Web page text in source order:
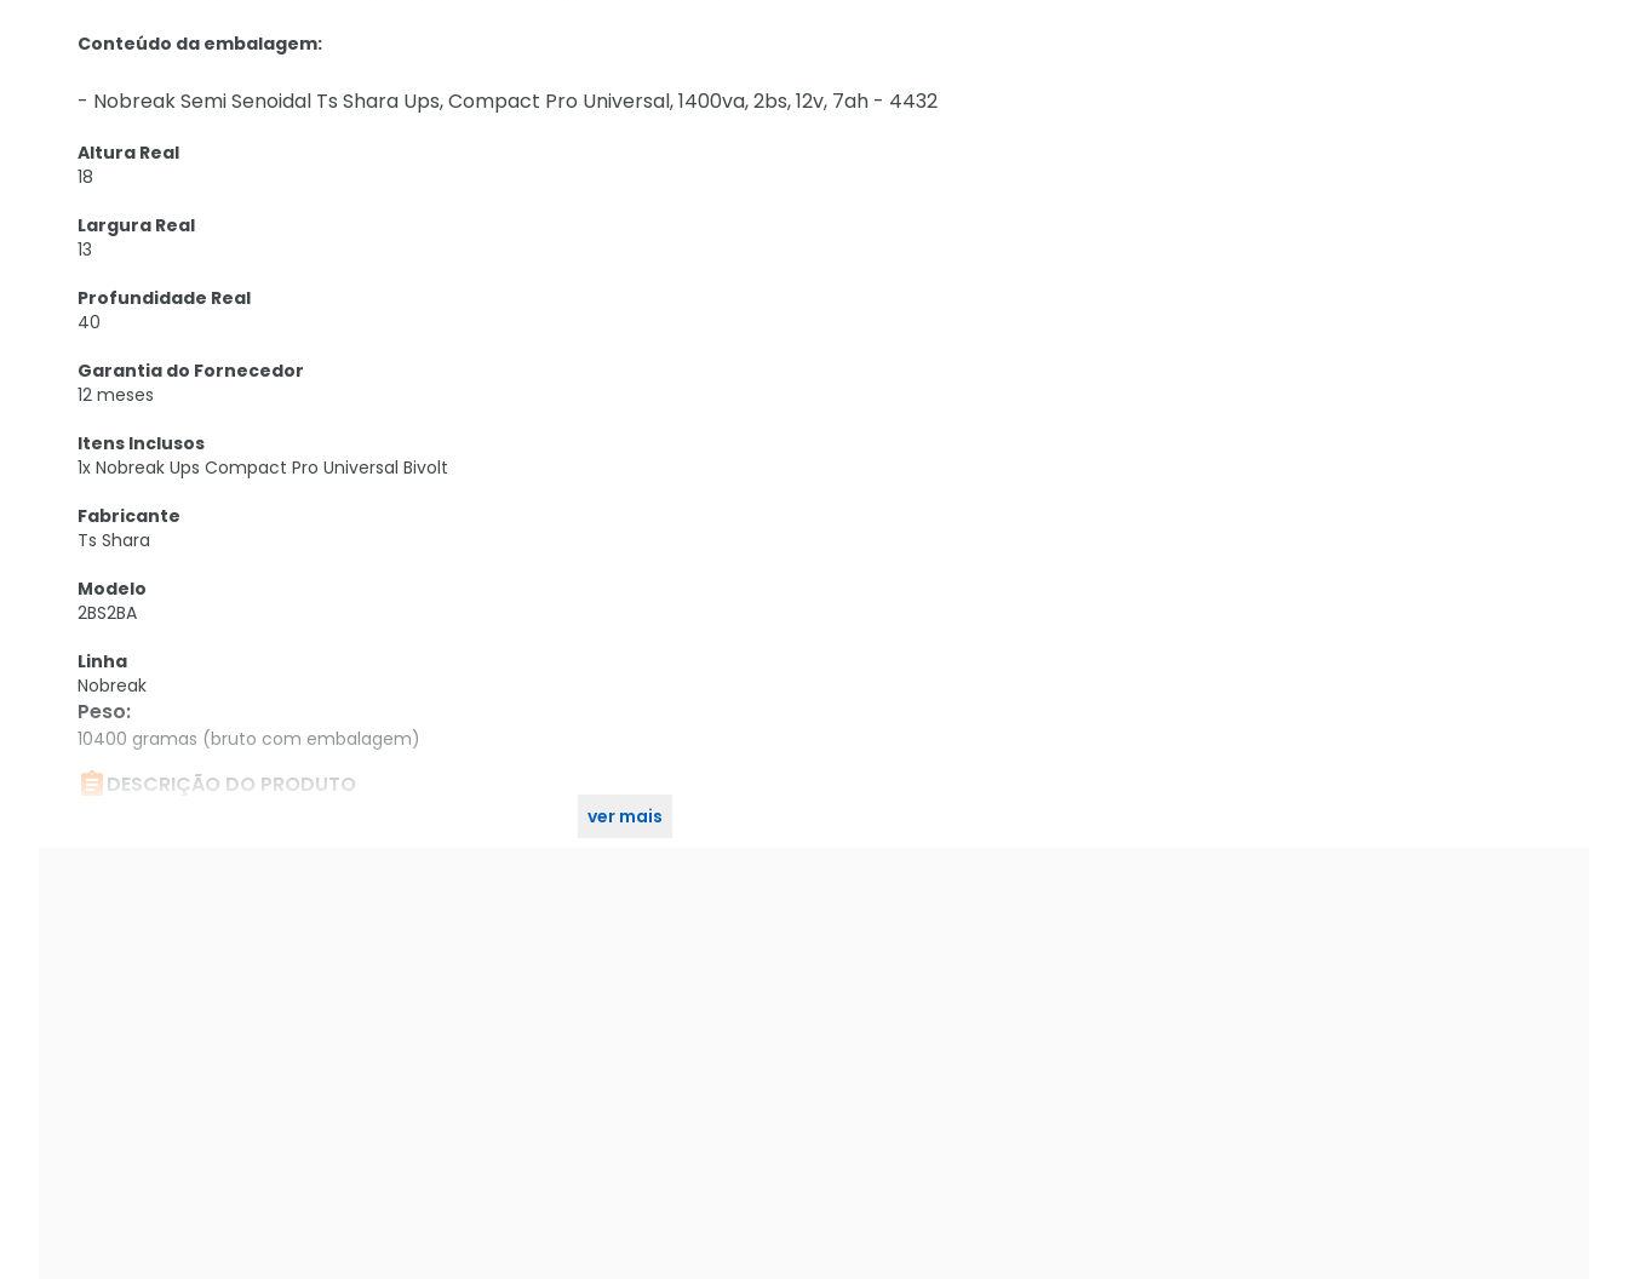
Conteúdo da embalagem:
- Nobreak Semi Senoidal Ts Shara Ups, Compact Pro Universal, 1400va, 2bs, 12v, 7ah - 4432
Altura Real
18
Largura Real
13
Profundidade Real
40
Garantia do Fornecedor
12 meses
Itens Inclusos
1x Nobreak Ups Compact Pro Universal Bivolt
Fabricante
Ts Shara
Modelo
2BS2BA
Linha
Nobreak
Peso:
10400 gramas (bruto com embalagem)
DESCRIÇÃO DO PRODUTO
ver mais